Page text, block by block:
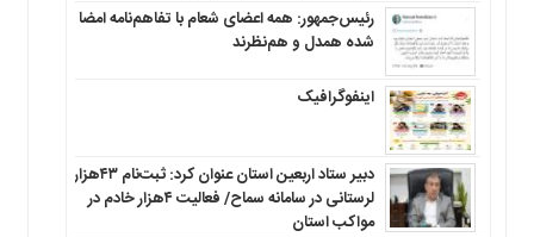
رئیس‌جمهور: همه اعضای شعام با تفاهم‌نامه امضا
شده همدل و هم‌نظرند
اینفوگرافیک
دبیر ستاد اربعین استان عنوان کرد: ثبت‌نام ۴۳هزار
لرستانی در سامانه سماح/ فعالیت ۴هزار خادم در
مواکب استان